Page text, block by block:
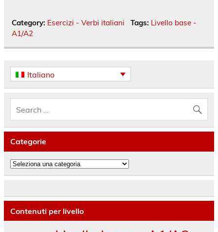
Category: Esercizi - Verbi italiani Tags: Livello base -
A1/A2
Italiano
Categorie
Categorie
Contenuti per livello